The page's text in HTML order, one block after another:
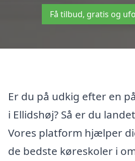
Få tilbud, gratis og
Er du på udkig efter en
i Ellidshøj? Så er du
Vores platform hjælper
de bedste køreskoler i